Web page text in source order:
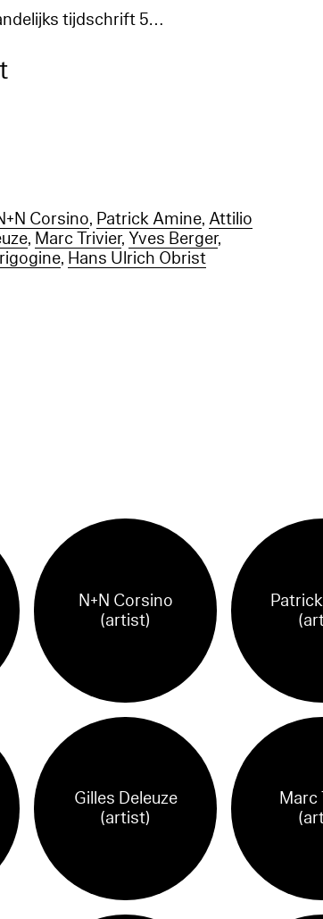
tijdschrift 5…
Corsino, Patrick Amine,Attilio
, Marc Trivier,Yves Berger,
, Hans Ulrich Obrist
N+N Corsino
(artist)
Gilles Deleuze
(artist)
Marc